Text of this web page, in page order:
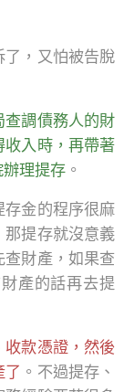
了，又怕被告脫
查調債務人的財
收入時，再帶著
理提存 。
存金的程序很麻
那提存就沒意義
查財產，如果查
產的話再去提
收款憑證，然後
了 。不過提存、